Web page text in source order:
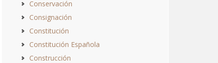
Conservación
Consignación
Constitución
Constitución Española
Construcción